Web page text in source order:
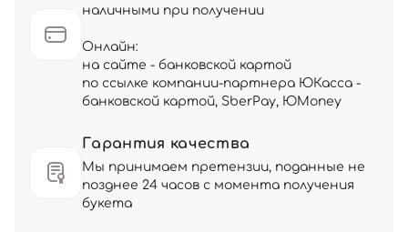
наличными при получении
Онлайн:
на сайте - банковской картой
по ссылке компании-партнера ЮКасса -
банковской картой, SberPay, ЮMoney
Гарантия качества
Мы принимаем претензии, поданные не
позднее 24 часов с момента получения
букета